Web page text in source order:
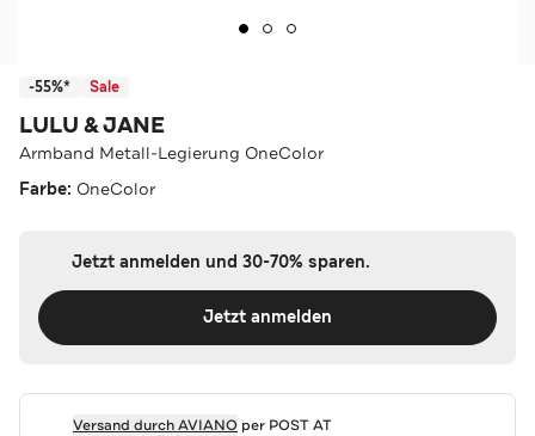
-55%* Sale
LULU & JANE
Armband Metall-Legierung OneColor
Farbe: OneColor
Jetzt anmelden und 30-70% sparen.
Jetzt anmelden
Versand durchAVIANOper POST AT